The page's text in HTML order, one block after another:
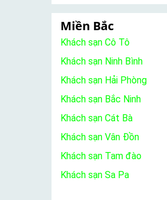
Miền Bắc
Khách sạn Cô Tô
Khách sạn Ninh Bình
Khách sạn Hải Phòng
Khách sạn Bắc Ninh
Khách sạn Cát Bà
Khách sạn Vân Đồn
Khách sạn Tam đào
Khách sạn Sa Pa